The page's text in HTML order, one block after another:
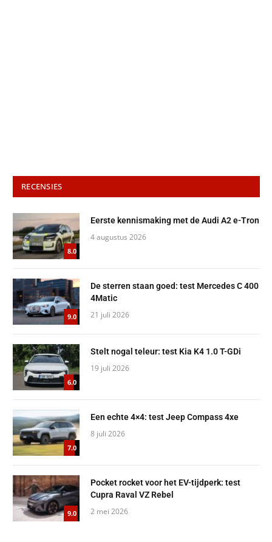
RECENSIES
8.0
Eerste kennismaking met de Audi A2 e-Tron
4 augustus 2026
9.0
De sterren staan goed: test Mercedes C 400
4Matic
21 juli 2026
6.0
Stelt nogal teleur: test Kia K4 1.0 T-GDi
19 juli 2026
7.0
Een echte 4×4: test Jeep Compass 4xe
8 juli 2026
9.0
Pocket rocket voor het EV-tijdperk: test
Cupra Raval VZ Rebel
2 mei 2026